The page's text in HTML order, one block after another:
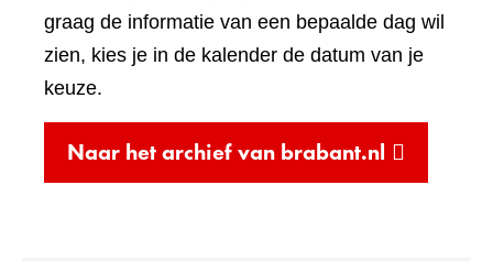
graag de informatie van een bepaalde dag wil
zien, kies je in de kalender de datum van je
keuze.
Naar het archief van brabant.nl (verwijst
naar